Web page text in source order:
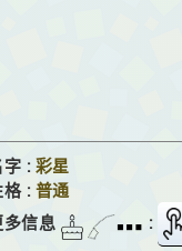
字 : 彩星
格 : 普通
多信息
: